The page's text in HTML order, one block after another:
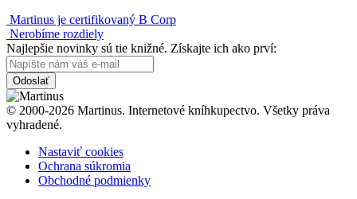
Martinus je certifikovaný B Corp
Nerobíme rozdiely
Najlepšie novinky sú tie knižné. Získajte ich ako prví:
Odoslať
© 2000-2026 Martinus. Internetové kníhkupectvo. Všetky práva
vyhradené.
Nastaviť cookies
Ochrana súkromia
Obchodné podmienky